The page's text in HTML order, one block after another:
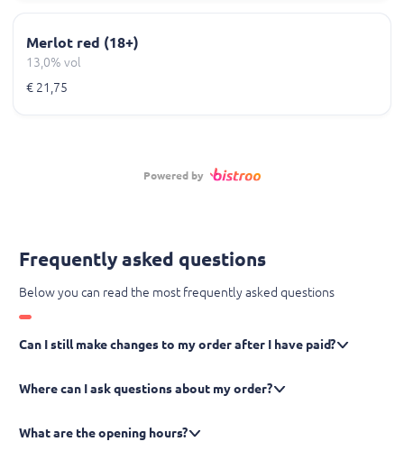
Merlot red (18+)
13,0% vol
€ 21,75
Powered by
Frequently asked questions
Below you can read the most frequently asked questions
Can I still make changes to my order after I have paid?
Where can I ask questions about my order?
What are the opening hours?